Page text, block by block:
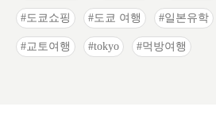
도쿄쇼핑 도쿄 여행 일본유학
교토여행 tokyo 먹방여행